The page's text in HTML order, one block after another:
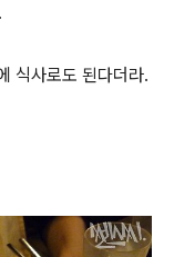
식사로도 된다더라.